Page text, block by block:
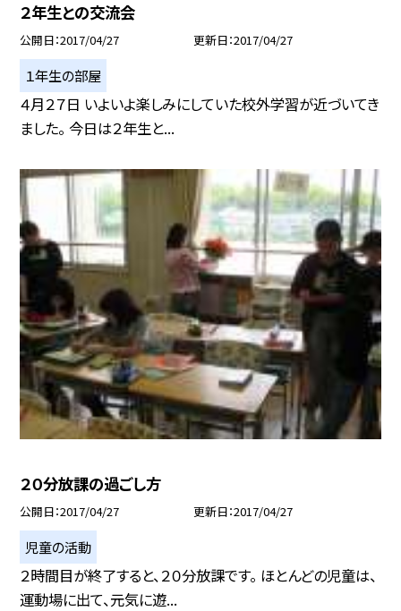
２年生との交流会
公開日 2017/04/27 更新日 2017/04/27
１年生の部屋
４月２７日 いよいよ楽しみにしていた校外学習が近づいてき
ました。 今日は２年生と...
２０分放課の過ごし方
公開日 2017/04/27 更新日 2017/04/27
児童の活動
２時間目が終了すると、２０分放課です。 ほとんどの児童は、
運動場に出て、元気に遊...